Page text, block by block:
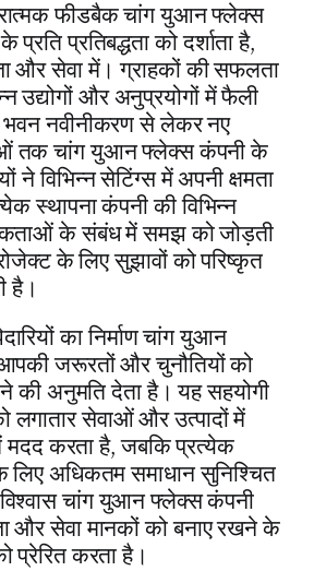
फीडबैक चांग युआन फ्लेक्स
प्रति प्रतिबद्धता को दर्शाता है,
और सेवा में। ग्राहकों की सफलता
उद्योगों और अनुप्रयोगों में फैली
भवन नवीनीकरण से लेकर नए
तक चांग युआन फ्लेक्स कंपनी के
ने विभिन्न सेटिंग्स में अपनी क्षमता
स्थापना कंपनी की विभिन्न
के संबंध में समझ को जोड़ती
के लिए सुझावों को परिष्कृत
है।
का निर्माण चांग युआन
जरूरतों और चुनौतियों को
की अनुमति देता है। यह सहयोगी
लगातार सेवाओं और उत्पादों में
मदद करता है, जबकि प्रत्येक
लिए अधिकतम समाधान सुनिश्चित
चांग युआन फ्लेक्स कंपनी
और सेवा मानकों को बनाए रखने के
प्रेरित करता है।